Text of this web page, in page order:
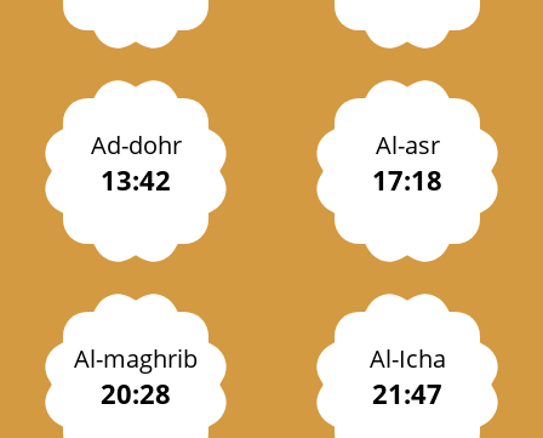
Ad-dohr
13:42
Al-asr
17:18
Al-maghrib
20:28
Al-Icha
21:47